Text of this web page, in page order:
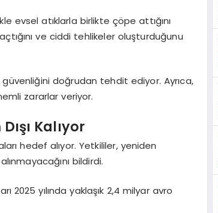
evsel atıklarla birlikte çöpe attığını
ve ciddi tehlikeler oluşturduğunu
güvenliğini doğrudan tehdit ediyor. Ayrıca,
zararlar veriyor.
Kalıyor
hedef alıyor. Yetkililer, yeniden
bildirdi.
2025 yılında yaklaşık 2,4 milyar avro